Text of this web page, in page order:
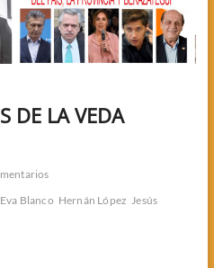
DE LA VEDA
Eva Blanco Hernán López Jesús